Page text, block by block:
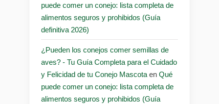
puede comer un conejo: lista completa de
alimentos seguros y prohibidos (Guía
definitiva 2026)
¿Pueden los conejos comer semillas de
aves? - Tu Guía Completa para el Cuidado
y Felicidad de tu Conejo Mascota en Qué
puede comer un conejo: lista completa de
alimentos seguros y prohibidos (Guía